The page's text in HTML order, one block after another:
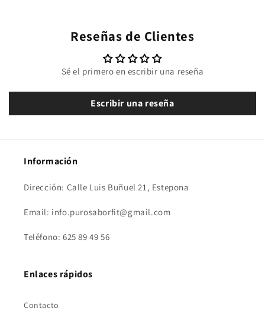
Reseñas de Clientes
Sé el primero en escribir una reseña
Escribir una reseña
Información
Dirección: Calle Luis Buñuel 21, Estepona
Email: info.purosaborfit@gmail.com
Teléfono: 625 89 49 56
Enlaces rápidos
Contacto